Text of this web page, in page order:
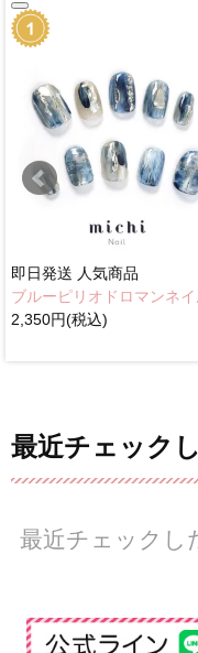
即日発送 人気商品
ブルーピリオドロマンネ
2,350円(税込)
最近チェック
最近チェックし